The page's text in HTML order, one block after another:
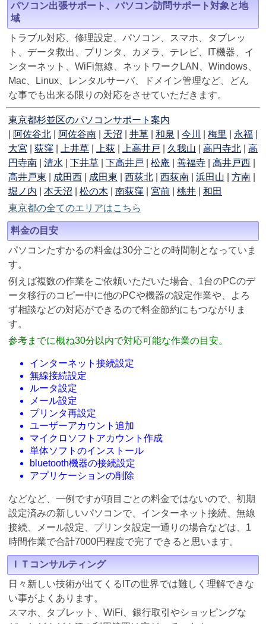
パソコン出張サポート、パソコン訪問サポート対象と地
域
トラブル対応、修理設定、パソコン、スマホ、タブレッ
ト、データ救出、プリンタ、カメラ、テレビ、IT機器、イ
ンターネット、WiFi無線、ネットワークLAN、Windows、
Mac、Linux、レンタルサーバ、ドメイン管理など、どん
な事でも出来る限りの対応をさせていただきます。
東京都杉並区のパソコンサポート案内
阿佐谷北 阿佐谷南 天沼 井草 和泉 今川 梅里 永福
大宮
荻窪 上井草 上荻 上高井戸 久我山 高円寺北
高
円寺南
清水 下井草 下高井戸 松庵 善福寺 高井戸西
高井戸東
成田西 成田東 西荻北 西荻南 浜田山 方南
堀ノ内
本天沼 松の木 南荻窪 宮前 桃井
和田
東京都の全てのエリアはこちら
料金の目安
パソコンたすかるの料金は30分ごとの時間制となっていま
す。
例えば複数の作業をご依頼いただいた場合、1台のPCのデ
ータ移行のコピー中に他のPCや機器の設定作業や、よろ
ず相談などの対応ができるので料金節約にもつながりま
す。
参考までに概ね30分以内で対応可能な作業の目安。
インターネット接続設定
無線接続設定
ルータ設定
メール設定
プリンタ再設定
ユーザーアカウント追加
マイクロソフトアカウント作成
単体ソフトのインストール
bluetooth機器の接続設定
アプリケーションの削除
などなど、一例ですが項目ごとの料金ではないので、初期
設定済みの新しいパソコンで、インターネット接続、無線
接続、メール設定、プリンタ設定一通りの場合などは、1
時間作業で合計7000円程度で完了できると思います。
ＩＴコンサルティング
日々新しい技術が出てくるITの世界では難しく理解できな
い事がよくあります。
スマホ、タブレット、WiFi、銀行取引やショッピングな